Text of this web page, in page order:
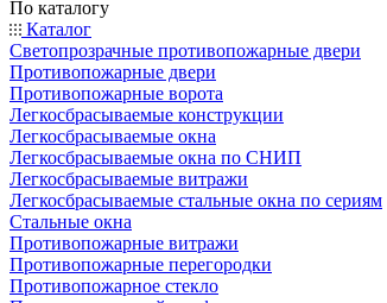
По каталогу
Каталог
Светопрозрачные противопожарные двери
Противопожарные двери
Противопожарные ворота
Легкосбрасываемые конструкции
Легкосбрасываемые окна
Легкосбрасываемые окна по СНИП
Легкосбрасываемые витражи
Легкосбрасываемые стальные окна по сериям
Стальные окна
Противопожарные витражи
Противопожарные перегородки
Противопожарное стекло